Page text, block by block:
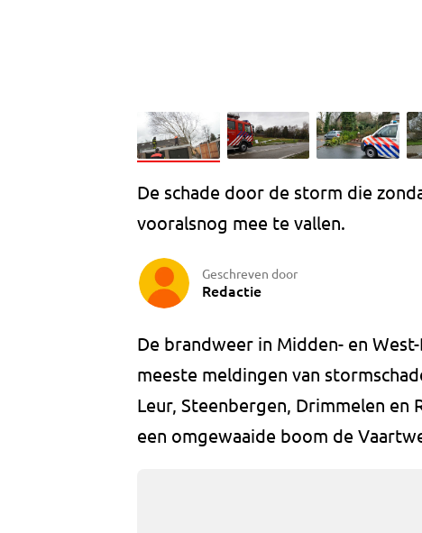
De schade door de storm die
vooralsnog mee te vallen.
Geschreven door
Redactie
De brandweer in Midden- en
meeste meldingen van
Leur, Steenbergen, Drimmelen en
een omgewaaide boom de